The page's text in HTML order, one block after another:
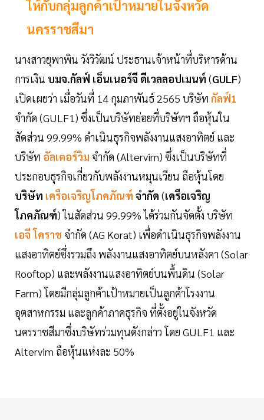
ให้กับกลุ่มลูกค้าเป้าหมายในจังหวัด
นครราชสีมา
นางสาวยุพาพิน วังวิวัฒน์ ประธานเจ้าหน้าที่บริหารด้าน
การเงิน บมจ.กัลฟ์ เอ็นเนอร์จี ดีเวลลอปเมนท์ (GULF)
เปิดเผยว่า เมื่อวันที่ 14 กุมภาพันธ์ 2565 บริษัท กัลฟ์1
จำกัด (GULF1) ซึ่งเป็นบริษัทย่อยที่บริษัทฯ ถือหุ้นใน
สัดส่วน 99.99% ดำเนินธุรกิจพลังงานแสงอาทิตย์ และ
บริษัท อัลเตอร์วิม จำกัด (Altervim) ซึ่งเป็นบริษัทที่
ประกอบธุรกิจเกี่ยวกับพลังงานหมุนเวียน ถือหุ้นโดย
บริษัท เครือเจริญโภคภัณฑ์ จำกัด (เครือเจริญ
โภคภัณฑ์) ในสัดส่วน 99.99% ได้ร่วมกันจัดตั้ง บริษัท
เอจี โคราช จำกัด (AG Korat) เพื่อดำเนินธุรกิจพลังงาน
แสงอาทิตย์ซึ่งรวมถึง พลังงานแสงอาทิตย์บนหลังคา (Solar
Rooftop) และพลังงานแสงอาทิตย์บนพื้นดิน (Solar
Farm) โดยมีกลุ่มลูกค้าเป้าหมายเป็นลูกค้าโรงงาน
อุตสาหกรรม และลูกค้าภาคธุรกิจ ที่ตั้งอยู่ในจังหวัด
นครราชสีมาซึ่งบริษัทร่วมทุนดังกล่าว โดย GULF1 และ
Altervim ถือหุ้นแห่งละ 50%